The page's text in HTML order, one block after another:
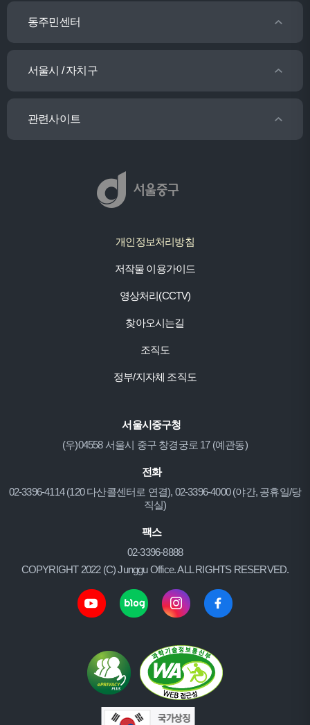
동주민센터
서울시 / 자치구
관련사이트
개인정보처리방침
저작물 이용가이드
영상처리(CCTV)
찾아오시는길
조직도
정부/지자체 조직도
서울시중구청
(우)04558 서울시 중구 창경궁로 17 (예관동)
전화
02-3396-4114 (120 다산콜센터로 연결), 02-3396-4000 (야간, 공휴일/당
직실)
팩스
02-3396-8888
COPYRIGHT 2022 (C) Junggu Office. ALL RIGHTS RESERVED.